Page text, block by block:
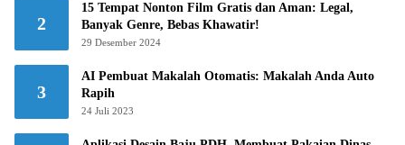
2
15 Tempat Nonton Film Gratis dan Aman: Legal,
Banyak Genre, Bebas Khawatir!
29 Desember 2024
3
AI Pembuat Makalah Otomatis: Makalah Anda Auto
Rapih
24 Juli 2023